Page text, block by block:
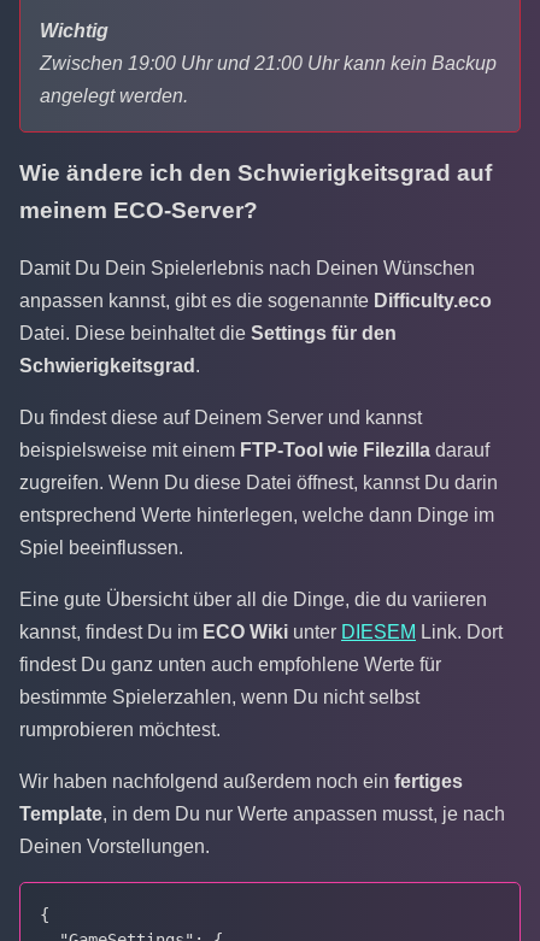
Wichtig
Zwischen 19:00 Uhr und 21:00 Uhr kann kein Backup
angelegt werden.
Wie ändere ich den Schwierigkeitsgrad auf
meinem ECO-Server?
Damit Du Dein Spielerlebnis nach Deinen Wünschen
anpassen kannst, gibt es die sogenannte Difficulty.eco
Datei. Diese beinhaltet die Settings für den
Schwierigkeitsgrad .
Du findest diese auf Deinem Server und kannst
beispielsweise mit einem FTP-Tool wie Filezilla darauf
zugreifen. Wenn Du diese Datei öffnest, kannst Du darin
entsprechend Werte hinterlegen, welche dann Dinge im
Spiel beeinflussen.
Eine gute Übersicht über all die Dinge, die du variieren
kannst, findest Du im ECO Wiki unter DIESEM Link. Dort
findest Du ganz unten auch empfohlene Werte für
bestimmte Spielerzahlen, wenn Du nicht selbst
rumprobieren möchtest.
Wir haben nachfolgend außerdem noch ein fertiges
Template, in dem Du nur Werte anpassen musst, je nach
Deinen Vorstellungen.
{